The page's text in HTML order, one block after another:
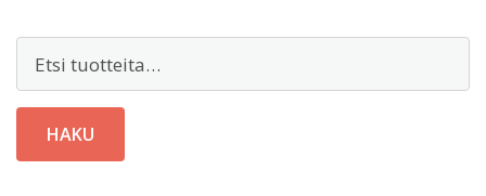
HAKU